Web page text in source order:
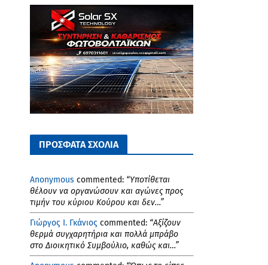
ΠΡΟΣΦΑΤΑ ΣΧΟΛΙΑ
Anonymous commented: “Υποτίθεται
θέλουν να οργανώσουν και αγώνες προς
τιμήν του κύριου Κούρου και δεν…”
Γιώργος Ι. Γκάνιος commented: “Αξίζουν
θερμά συγχαρητήρια και πολλά μπράβο
στο Διοικητικό Συμβούλιο, καθώς και…”